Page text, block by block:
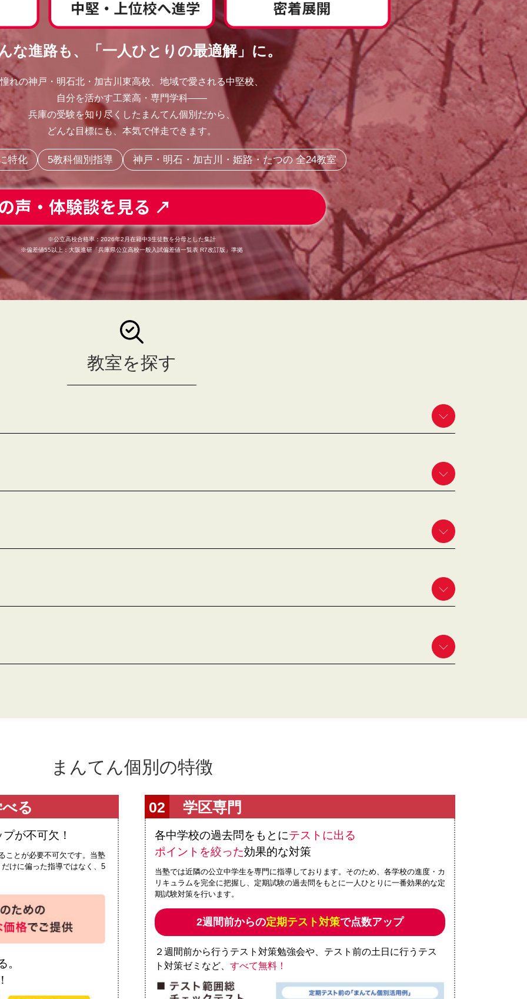
な進路も、「一人ひとりの最適解」に。
憧れの神戸・明石北・加古川東高校、地域で愛される中堅校、
自分を活かす工業高・専門学科——
兵庫の受験を知り尽くしたまんてん個別だから、
どんな目標にも、本気で伴走できます。
特化 5教科個別指導 神戸・明石・加古川・姫路・たつの 全24教室
※公立高校合格率：2026年2月在籍中3生徒数を分母とした集計
※偏差値55以上：大阪進研「兵庫県公立高校一般入試偏差値一覧表 R7改訂版」準拠
教室を探す
まんてん個別の特徴
る
が不可欠！
ことが必要不可欠です。当塾
けに偏った指導ではなく、5
。
学区専門
各中学校の過去問をもとにテストに出る
ポイントを絞った効果的な対策
当塾では近隣の公立中学生を専門に指導しております。そのため、各学校の進度・カ
リキュラムを完全に把握し、定期試験の過去問をもとに一人ひとりに一番効果的な定
期試験対策を行います。
2週間前からの定期テスト対策で点数アップ
２週間前から行うテスト対策勉強会や、テスト前の土日に行うテス
ト対策ゼミなど、 すべて無料！